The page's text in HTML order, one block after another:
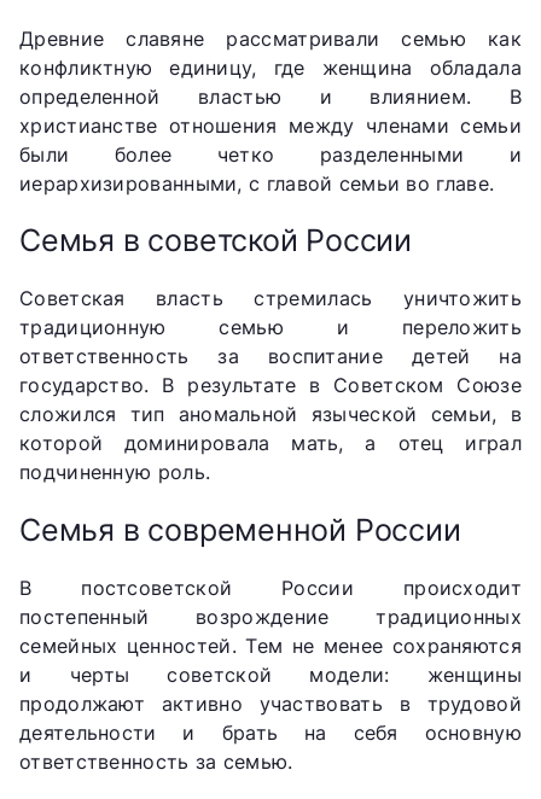
Древние славяне рассматривали семью как
конфликтную единицу, где женщина обладала
определенной властью и влиянием. В
христианстве отношения между членами семьи
были более четко разделенными и
иерархизированными, с главой семьи во главе.
Семья в советской России
Советская власть стремилась уничтожить
традиционную семью и переложить
ответственность за воспитание детей на
государство. В результате в Советском Союзе
сложился тип аномальной языческой семьи, в
которой доминировала мать, а отец играл
подчиненную роль.
Семья в современной России
В постсоветской России происходит
постепенный возрождение традиционных
семейных ценностей. Тем не менее сохраняются
и черты советской модели: женщины
продолжают активно участвовать в трудовой
деятельности и брать на себя основную
ответственность за семью.